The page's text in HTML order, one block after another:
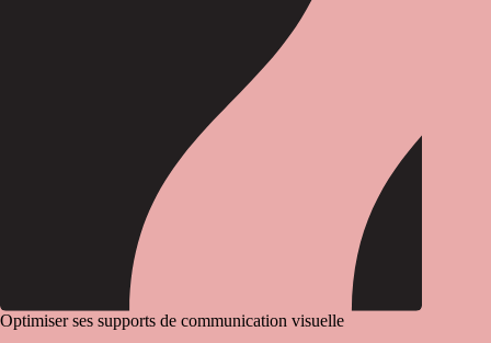
Optimiser ses supports de communication visuelle